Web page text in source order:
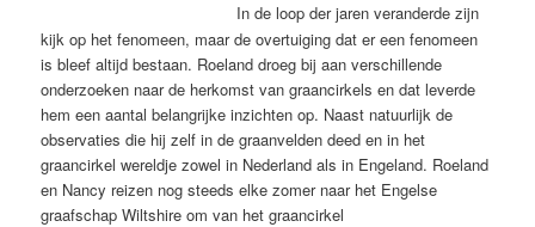
In de loop der jaren veranderde zijn
kijk op het fenomeen, maar de overtuiging dat er een fenomeen
is bleef altijd bestaan. Roeland droeg bij aan verschillende
onderzoeken naar de herkomst van graancirkels en dat leverde
hem een aantal belangrijke inzichten op. Naast natuurlijk de
observaties die hij zelf in de graanvelden deed en in het
graancirkel wereldje zowel in Nederland als in Engeland. Roeland
en Nancy reizen nog steeds elke zomer naar het Engelse
graafschap Wiltshire om van het graancirkel